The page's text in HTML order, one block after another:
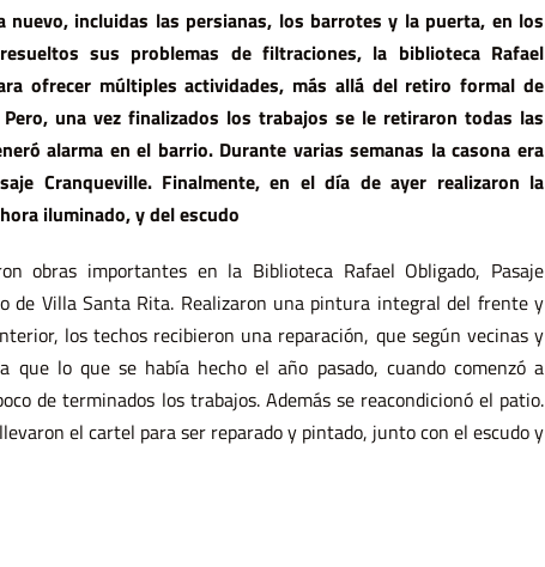
nuevo, incluidas las persianas, los barrotes y la puerta, en los
sus problemas de filtraciones, la biblioteca Rafael
ofrecer múltiples actividades, más allá del retiro formal de
una vez finalizados los trabajos se le retiraron todas las
alarma en el barrio. Durante varias semanas la casona era
Cranqueville. Finalmente, en el día de ayer realizaron la
iluminado, y del escudo
obras importantes en la Biblioteca Rafael Obligado, Pasaje
de Villa Santa Rita. Realizaron una pintura integral del frente y
los techos recibieron una reparación, que según vecinas y
que lo que se había hecho el año pasado, cuando comenzó a
de terminados los trabajos. Además se reacondicionó el patio.
el cartel para ser reparado y pintado, junto con el escudo y
La Casa del
Encuentro